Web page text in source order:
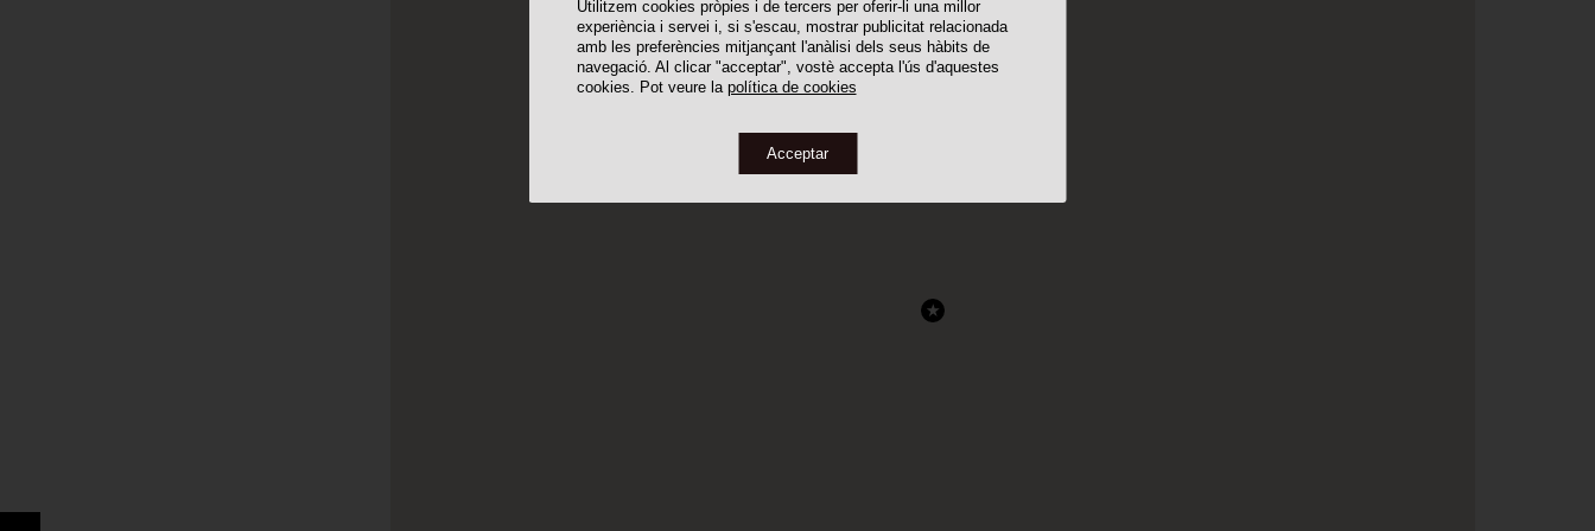
Utilitzem cookies pròpies i de tercers per oferir-li una millor
experiència i servei i, si s'escau, mostrar publicitat relacionada
amb les preferències mitjançant l'anàlisi dels seus hàbits de
navegació. Al clicar "acceptar", vostè accepta l'ús d'aquestes
cookies. Pot veure la política de cookies
Acceptar